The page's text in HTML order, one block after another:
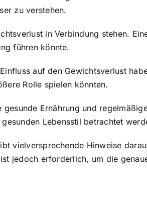
zu verstehen.
in Verbindung stehen.
führen könnte.
auf den Gewichtsverlust
Rolle spielen könnten.
Ernährung und
Lebensstil betrachtet
vielversprechende Hinweise
jedoch erforderlich, um die